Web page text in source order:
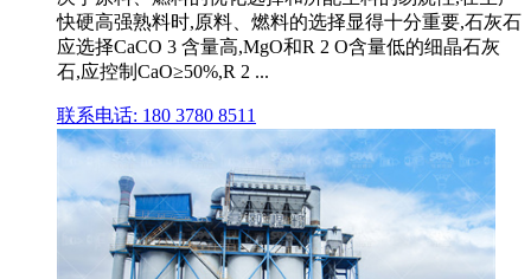
快硬高强熟料时,原料、燃料的选择显得十分重要,石灰石
应选择CaCO 3 含量高,MgO和R 2 O含量低的细晶石灰
石,应控制CaO≥50%,R 2 ...
联系电话: 180 3780 8511